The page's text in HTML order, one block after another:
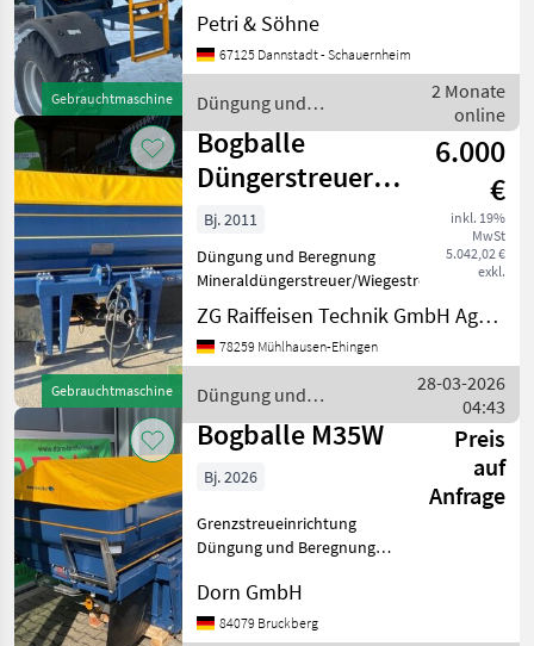
Gebrauchtmaschine
Grenzstreueinrichtung,
Streumengenverstellung
Verkauf erfolgt im
gepflegt Bogballe
Düngerstreuer M2 W
Baujahr 2011
Petri & Söhne
67125 Dannstadt - Schauernheim
Düngung und
Beregnung / Bogballe
2 Monate
online
Gebrauchtmaschine
Bogballe
Düngerstreuer
M2W OZ
6.000
€
inkl. 19%
MwSt
5.042,02 €
exkl.
Bj. 2011
Düngung und Beregnung
Mineraldüngerstreuer/Wiegestreuer
ZG Raiffeisen Technik GmbH Agrartechnik Mühlhausen
78259 Mühlhausen-Ehingen
Düngung und
Beregnung / Bogballe
28-03-2026
04:43
Bogballe M35W
Preis
auf
Anfrage
Bj. 2026
Grenzstreueinrichtung
Düngung und Beregnung
Dorn GmbH
84079 Bruckberg